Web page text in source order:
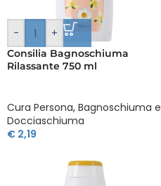
- +
Consilia Bagnoschiuma
Rilassante 750 ml
Cura Persona, Bagnoschiuma e
Docciaschiuma
€ 2,19